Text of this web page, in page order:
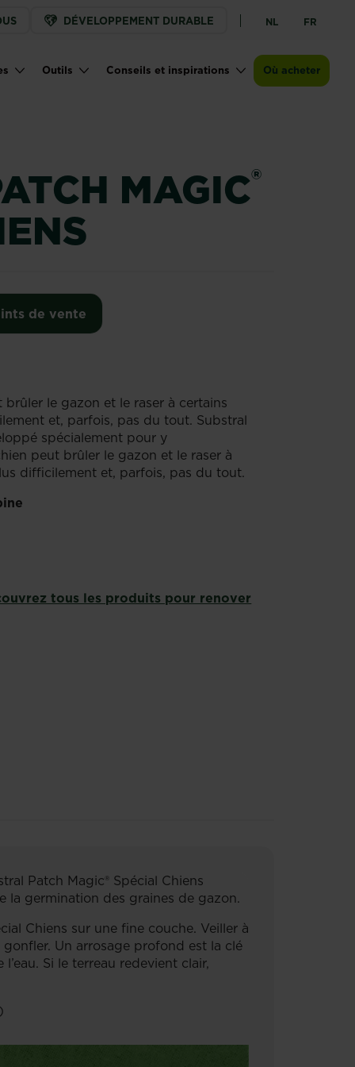
DÉVELOPPEMENT DURABLE NL FR
Outils Conseils et inspirations Où acheter
MAGIC®
de vente
brûler le gazon et le raser à certains
et, parfois, pas du tout. Substral
spécialement pour y
peut brûler le gazon et le raser à
difficilement et, parfois, pas du tout.
tous les produits pour renover
Patch Magic® Spécial Chiens
la germination des graines de gazon.
Chiens sur une fine couche. Veiller à
Un arrosage profond est la clé
Si le terreau redevient clair,
Points de vente